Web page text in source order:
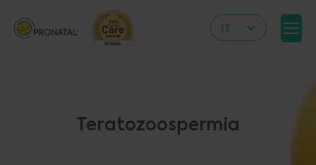
IT
RS
Teratozoospermia